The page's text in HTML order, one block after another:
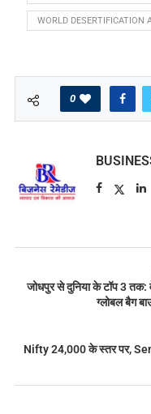
WORLD DESERTIFICATION
0
जोधपुर से दुनिया के टॉप 3
ग्लोबल बैग
Nifty 24,000 के स्तर पर,